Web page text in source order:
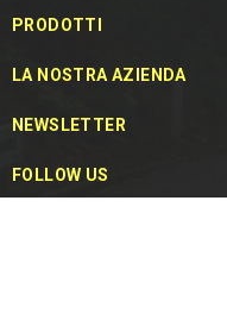
PRODOTTI
LA NOSTRA AZIENDA
NEWSLETTER
FOLLOW US